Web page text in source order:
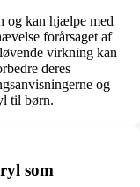
og kan hjælpe med
forårsaget af
virkning kan
deres
og
til børn.
som